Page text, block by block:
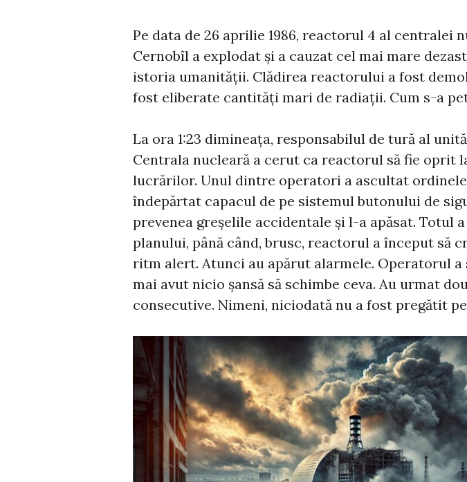
Pe data de 26 aprilie 1986, reactorul 4 al centralei
Cernobîl a explodat și a cauzat cel mai mare
istoria umanității. Clădirea reactorului a fost
fost eliberate cantități mari de radiații. Cum s-a
La ora 1:23 dimineața, responsabilul de tură al
Centrala nucleară a cerut ca reactorul să fie oprit
lucrărilor. Unul dintre operatori a ascultat
îndepărtat capacul de pe sistemul butonului de
prevenea greșelile accidentale și l-a apăsat. Totul
planului, până când, brusc, reactorul a început să
ritm alert. Atunci au apărut alarmele. Operatorul a
mai avut nicio șansă să schimbe ceva. Au urmat
consecutive. Nimeni, niciodată nu a fost pregătit